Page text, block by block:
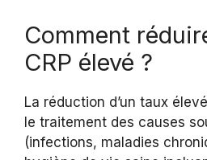
Comment
CRP élevé ?
La réduction d’un taux
le traitement des causes
(infections, maladies